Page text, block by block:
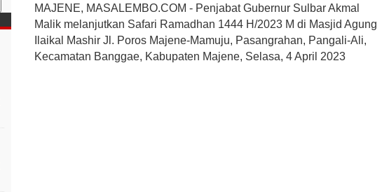
MAJENE, MASALEMBO.COM - Penjabat Gubernur Sulbar Akmal
Malik melanjutkan Safari Ramadhan 1444 H/2023 M di Masjid Agung
Ilaikal Mashir Jl. Poros Majene-Mamuju, Pasangrahan, Pangali-Ali,
Kecamatan Banggae, Kabupaten Majene, Selasa, 4 April 2023